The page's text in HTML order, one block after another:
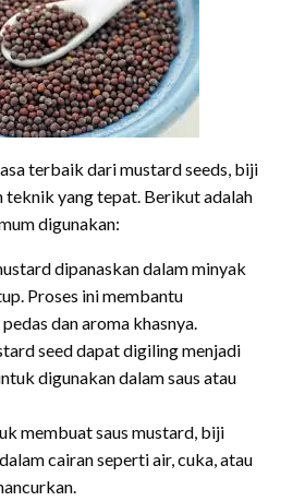
terbaik dari mustard seeds, biji
teknik yang tepat. Berikut adalah
digunakan:
dipanaskan dalam minyak
Proses ini membantu
dan aroma khasnya.
seed dapat digiling menjadi
digunakan dalam saus atau
membuat saus mustard, biji
cairan seperti air, cuka, atau